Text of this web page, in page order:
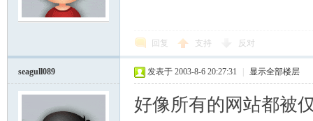
回复 支持 反对
seagull089 发表于 2003-8-6 20:27:31 显示全部楼层
好像所有的网站都被